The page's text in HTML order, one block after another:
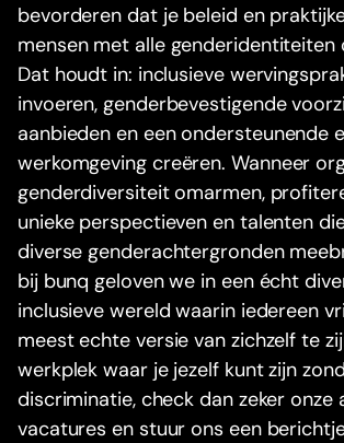
bevorderen dat je beleid en
mensen met alle genderidentiteiten
Dat houdt in: inclusieve
invoeren, genderbevestigende
aanbieden en een ondersteunende
werkomgeving creëren. Wanneer
genderdiversiteit omarmen,
unieke perspectieven en talenten
diverse genderachtergronden
bij bunq geloven we in een écht
inclusieve wereld waarin iedereen
meest echte versie van zichzelf te
werkplek waar je jezelf kunt zijn
discriminatie, check dan zeker onze
vacatures en stuur ons een